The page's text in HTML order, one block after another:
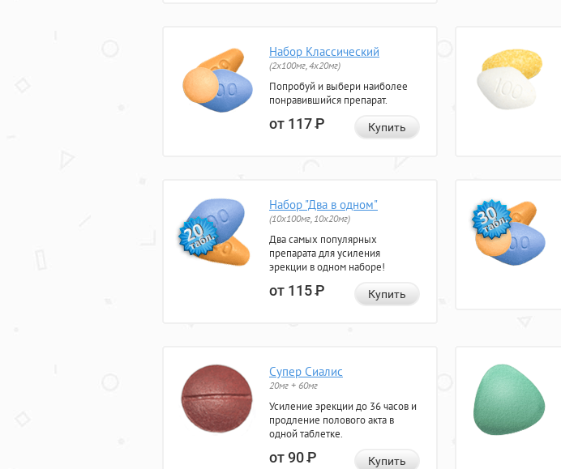
Набор Классический
(2x100мг, 4x20мг)
Попробуй и выбери наиболее
понравившийся препарат.
от 117Р Купить
Набор "Два в одном"
(10x100мг, 10x20мг)
Два самых популярных
препарата для усиления
эрекции в одном наборе!
от 115Р Купить
Супер Сиалис
20мг + 60мг
Усиление эрекции до 36 часов и
продление полового акта в
одной таблетке.
от 90Р Купить